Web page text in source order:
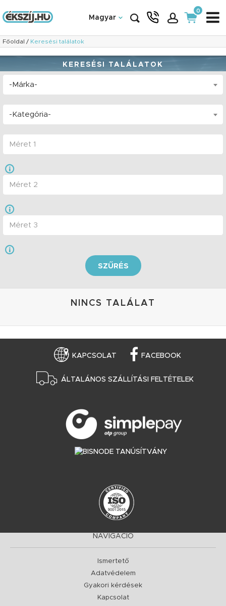
Magyar
0
Főoldal / Keresési találatok
KERESÉSI TALÁLATOK
-Márka-
-Kategória-
SZŰRÉS
NINCS TALÁLAT
KAPCSOLAT FACEBOOK
ÁLTALÁNOS SZÁLLÍTÁSI FELTÉTELEK
NAVIGÁCIÓ
Ismertető
Adatvédelem
Gyakori kérdések
Kapcsolat